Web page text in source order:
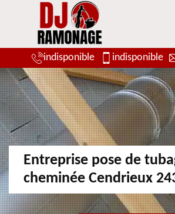
indisponible indisponible
Entreprise pose de
cheminée Cendrieux